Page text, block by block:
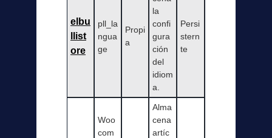
elbu
llist
ore
pll_la
ngua
ge
Propi
a
la
confi
gura
ción
del
idiom
a.
Persi
stern
te
Woo
com
Alma
cena
artíc